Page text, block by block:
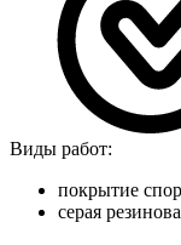
Виды работ:
покрытие
серая